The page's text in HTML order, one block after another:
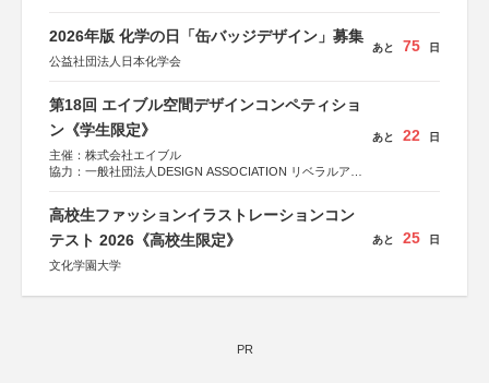
2026年版 化学の日「缶バッジデザイン」募集
公益社団法人日本化学会
あと 75 日
第18回 エイブル空間デザインコンペティショ
ン《学生限定》
主催：株式会社エイブル
協力：一般社団法人DESIGN ASSOCIATION リベラルアー
運営：TOKYO COMPANY株式会社
あと 22 日
高校生ファッションイラストレーションコン
テスト 2026《高校生限定》
文化学園大学
あと 25 日
PR